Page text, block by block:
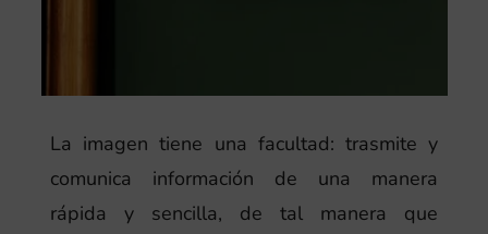
La imagen tiene una facultad: trasmite y
comunica información de una manera
rápida y sencilla, de tal manera que